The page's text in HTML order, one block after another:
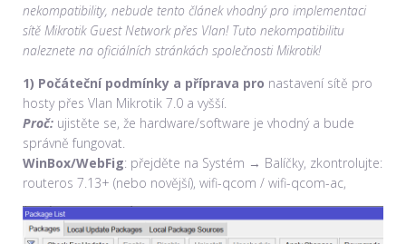
nekompatibility, nebude tento článek vhodný pro implementaci
sítě Mikrotik Guest Network přes Vlan! Tuto nekompatibilitu
naleznete na oficiálních stránkách společnosti Mikrotik!
1) Počáteční podmínky a příprava pro nastavení sítě pro
hosty přes Vlan Mikrotik 7.0 a vyšší.
Proč: ujistěte se, že hardware/software je vhodný a bude
správně fungovat.
WinBox/WebFig: přejděte na Systém → Balíčky, zkontrolujte:
routeros 7.13+ (nebo novější), wifi-qcom / wifi-qcom-ac,